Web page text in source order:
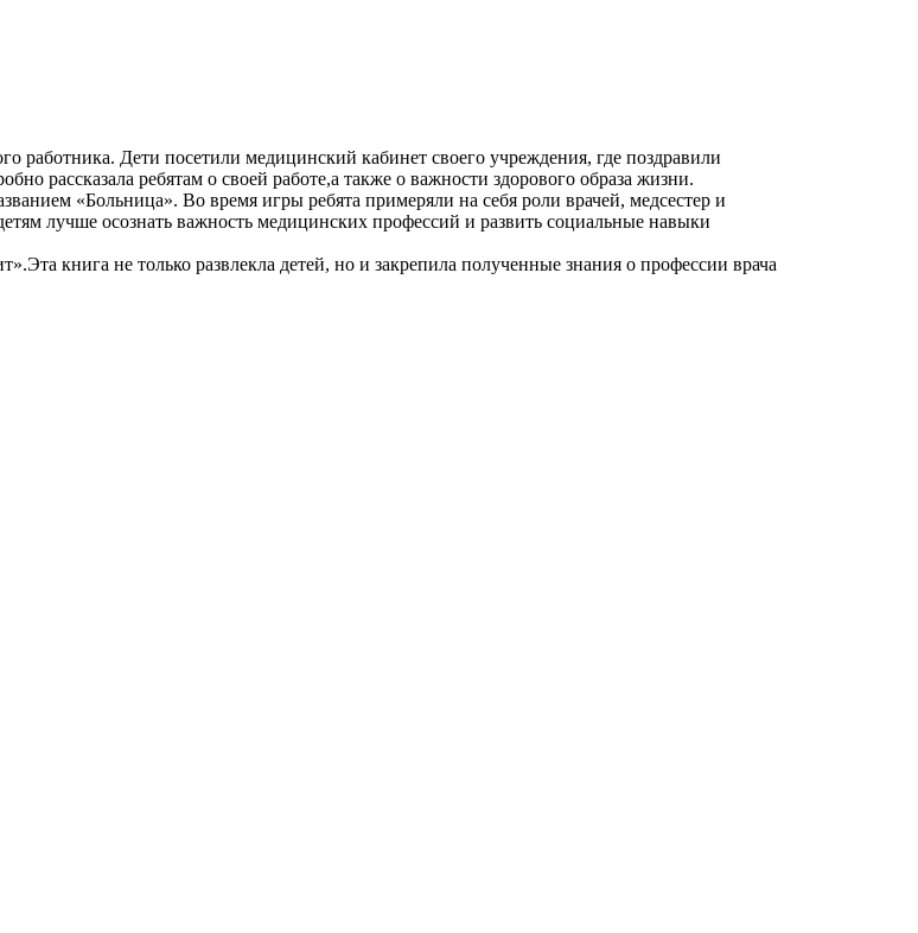
Дети посетили медицинский кабинет своего учреждения, где поздравили
рассказала ребятам о своей работе,а также о важности здорового образа жизни.
«Больница». Во время игры ребята примеряли на себя роли врачей, медсестер и
лучше осознать важность медицинских профессий и развить социальные навыки
книга не только развлекла детей, но и закрепила полученные знания о профессии врача